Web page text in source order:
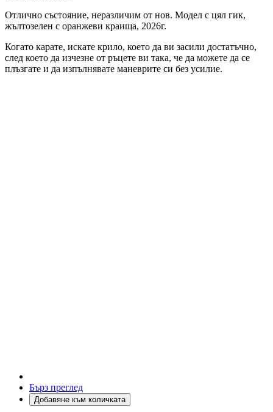
Отлично състояние, неразличим от нов. Модел с цял гик,
жълтозелен с оранжеви краища, 2026г.
Когато карате, искате крило, което да ви засили достатъчно,
след което да изчезне от ръцете ви така, че да можете да се
плъзгате и да изпълнявате маневрите си без усилие.
Бърз преглед
Добавяне към количката